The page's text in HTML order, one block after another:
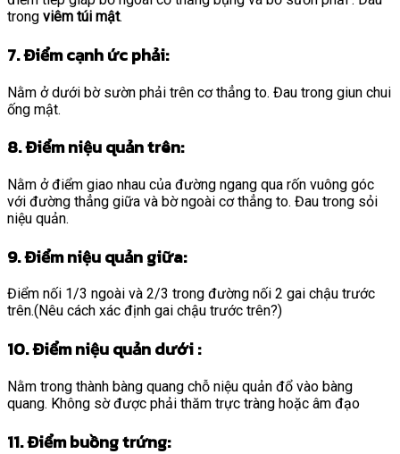
trong viêm túi mật.
7. Điểm cạnh ức phải:
Nằm ở dưới bờ sườn phải trên cơ thẳng to. Đau trong giun chui
ống mật.
8. Điểm niệu quản trên:
Nằm ở điểm giao nhau của đường ngang qua rốn vuông góc
với đường thẳng giữa và bờ ngoài cơ thẳng to. Đau trong sỏi
niệu quản.
9. Điểm niệu quản giữa:
Điểm nối 1/3 ngoài và 2/3 trong đường nối 2 gai chậu trước
trên.(Nêu cách xác định gai chậu trước trên?)
10. Điểm niệu quản dưới :
Nằm trong thành bàng quang chỗ niệu quản đổ vào bàng
quang. Không sờ được phải thăm trực tràng hoặc âm đạo
11. Điểm buồng trứng: